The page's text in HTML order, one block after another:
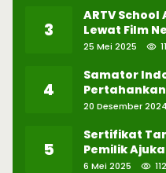
3
ARTV
Lewat Film
25 Mei 2025
4
Samator
Pabrik
20 Desember 2024
5
Sertifikat
Pemilik
6 Mei 2025